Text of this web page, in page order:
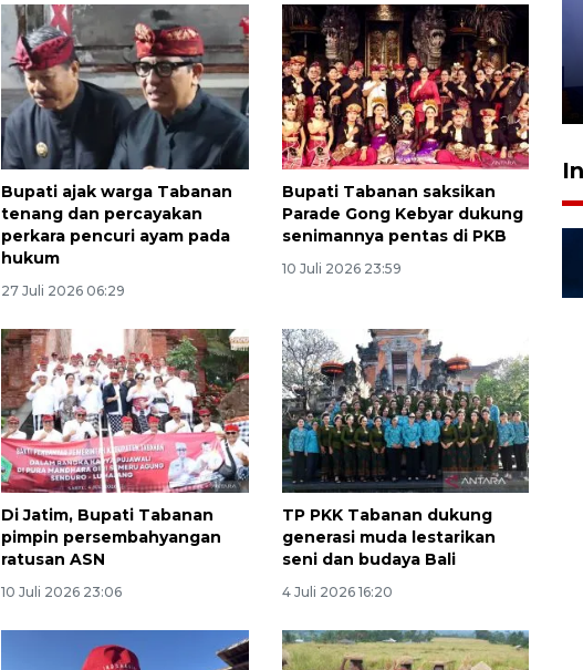
Bupati ajak warga Tabanan
tenang dan percayakan
perkara pencuri ayam pada
hukum
27 Juli 2026 06:29
Bupati Tabanan saksikan
Parade Gong Kebyar dukung
senimannya pentas di PKB
10 Juli 2026 23:59
Di Jatim, Bupati Tabanan
pimpin persembahyangan
ratusan ASN
10 Juli 2026 23:06
TP PKK Tabanan dukung
generasi muda lestarikan
seni dan budaya Bali
4 Juli 2026 16:20
Bea Cukai sita 19 ribu botol
miras berpita cukai palsu di
Bali
28 Juli 2026 18:10